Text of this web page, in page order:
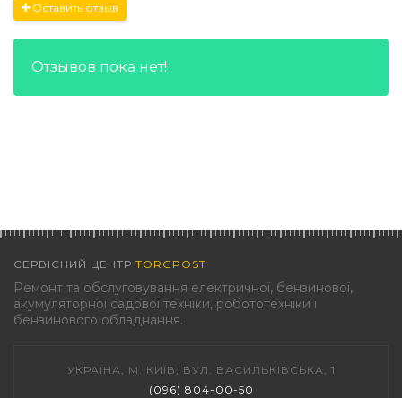
Оставить отзыв
Отзывов пока нет!
СЕРВІСНИЙ ЦЕНТР TORGPOST
Ремонт та обслуговування електричної, бензинової,
акумуляторної садової техніки, робототехніки і
бензинового обладнання.
УКРАЇНА, М. КИЇВ, ВУЛ. ВАСИЛЬКІВСЬКА, 1
(096) 804-00-50